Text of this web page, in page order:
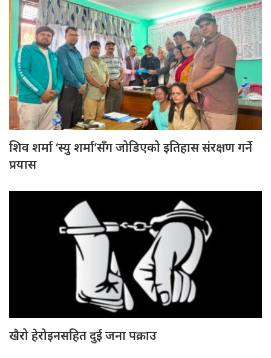
शिव शर्मा ‘स्यु शर्मा’सँग जोडिएको इतिहास संरक्षण गर्ने
प्रयास
खैरो हेरोइनसहित दुई जना पक्राउ